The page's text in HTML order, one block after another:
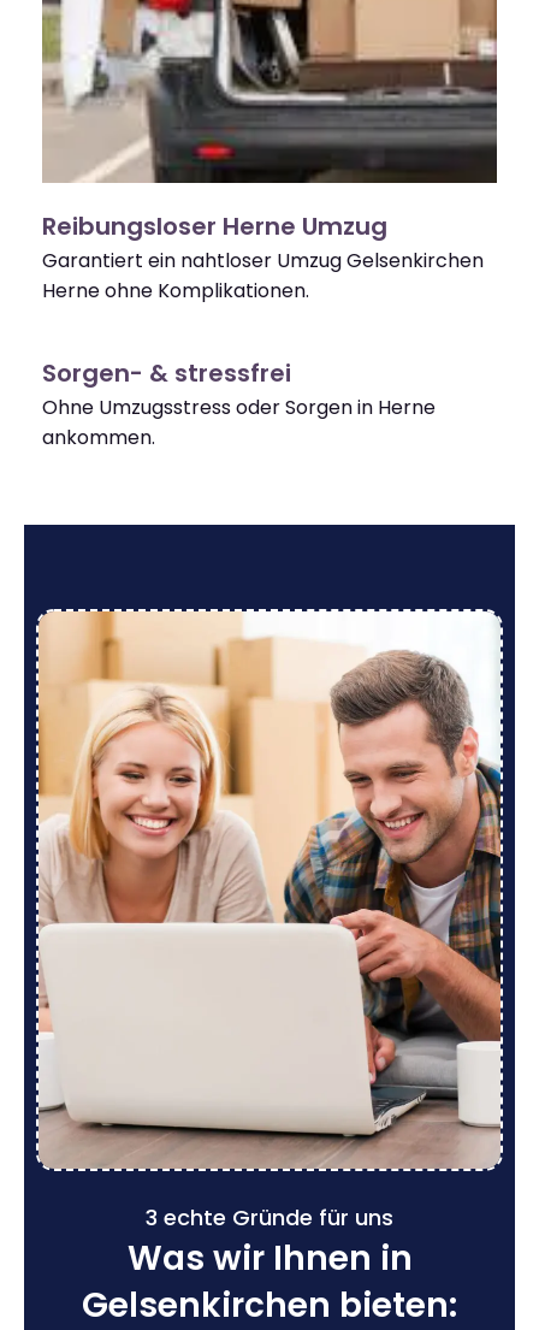
Reibungsloser Herne Umzug
Garantiert ein nahtloser Umzug Gelsenkirchen
Herne ohne Komplikationen.
Sorgen- & stressfrei
Ohne Umzugsstress oder Sorgen in Herne
ankommen.
3 echte Gründe für uns
Was wir Ihnen in
Gelsenkirchen bieten: